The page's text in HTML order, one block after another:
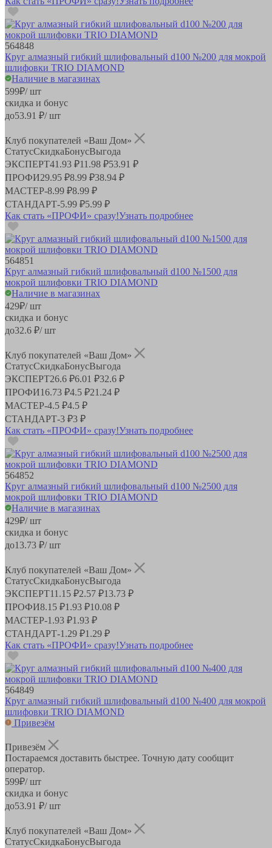
564848
Круг алмазный гибкий шлифовальный d100 №200 для мокрой
шлифовки TRIO DIAMOND
Наличие в магазинах
599₽/ шт
скидка и бонус
до53.91 ₽/ шт
Клуб покупателей «Ваш Дом»
СтатусСкидкаБонусВыгода
ЭКСПЕРТ41.93 ₽11.98 ₽53.91 ₽
ПРОФИ29.95 ₽8.99 ₽38.94 ₽
МАСТЕР-8.99 ₽8.99 ₽
СТАНДАРТ-5.99 ₽5.99 ₽
Как стать «ПРОФИ» сразу!Узнать подробнее
564851
Круг алмазный гибкий шлифовальный d100 №1500 для
мокрой шлифовки TRIO DIAMOND
Наличие в магазинах
429₽/ шт
скидка и бонус
до32.6 ₽/ шт
Клуб покупателей «Ваш Дом»
СтатусСкидкаБонусВыгода
ЭКСПЕРТ26.6 ₽6.01 ₽32.6 ₽
ПРОФИ16.73 ₽4.5 ₽21.24 ₽
МАСТЕР-4.5 ₽4.5 ₽
СТАНДАРТ-3 ₽3 ₽
Как стать «ПРОФИ» сразу!Узнать подробнее
564852
Круг алмазный гибкий шлифовальный d100 №2500 для
мокрой шлифовки TRIO DIAMOND
Наличие в магазинах
429₽/ шт
скидка и бонус
до13.73 ₽/ шт
Клуб покупателей «Ваш Дом»
СтатусСкидкаБонусВыгода
ЭКСПЕРТ11.15 ₽2.57 ₽13.73 ₽
ПРОФИ8.15 ₽1.93 ₽10.08 ₽
МАСТЕР-1.93 ₽1.93 ₽
СТАНДАРТ-1.29 ₽1.29 ₽
Как стать «ПРОФИ» сразу!Узнать подробнее
564849
Круг алмазный гибкий шлифовальный d100 №400 для мокрой
шлифовки TRIO DIAMOND
Привезём
Привезём
Постараемся доставить быстрее. Точную дату сообщит
оператор.
599₽/ шт
скидка и бонус
до53.91 ₽/ шт
Клуб покупателей «Ваш Дом»
СтатусСкидкаБонусВыгода